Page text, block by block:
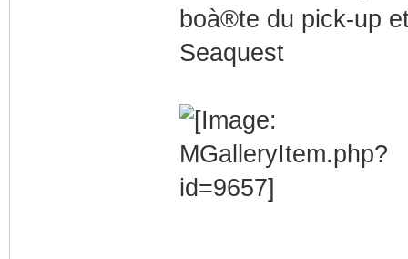
boà®te du pick-up
Seaquest